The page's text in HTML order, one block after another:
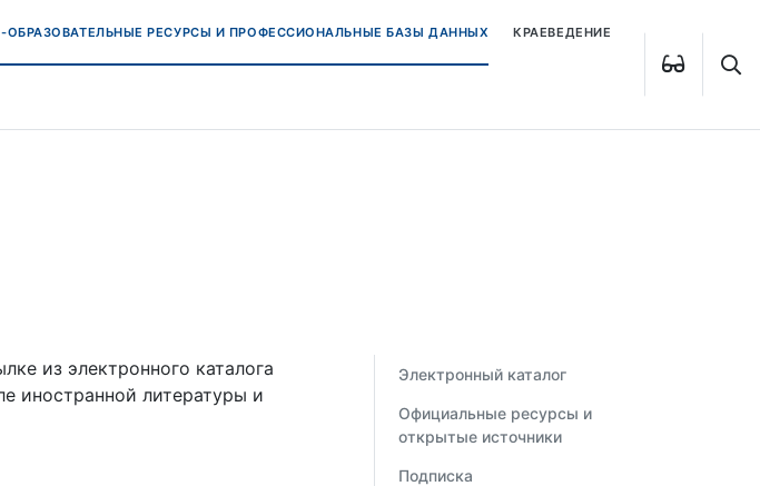
РЕСУРСЫ И ПРОФЕССИОНАЛЬНЫЕ БАЗЫ ДАННЫХ КРАЕВЕДЕНИЕ
из электронного каталога
иностранной литературы и
Электронный каталог
Официальные ресурсы и
открытые источники
Подписка